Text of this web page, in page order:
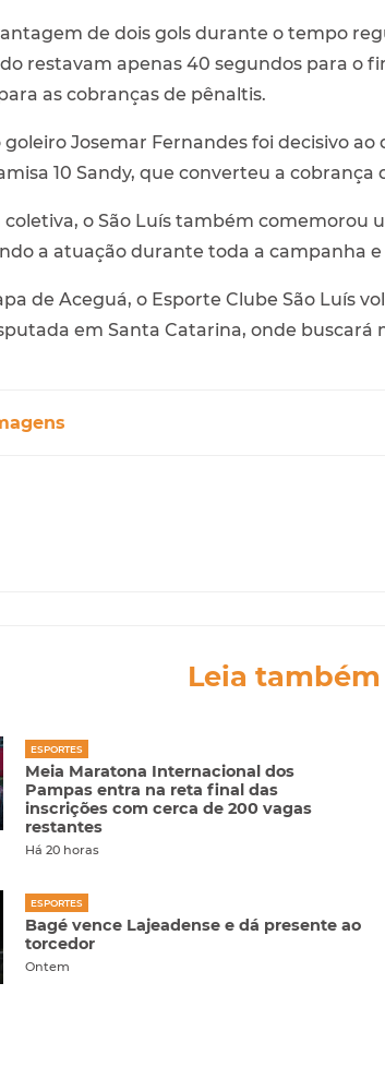
de dois gols durante o tempo
restavam apenas 40 segundos para o
as cobranças de pênaltis.
goleiro Josemar Fernandes foi decisivo
10 Sandy, que converteu a
o São Luís também
a atuação durante toda a campanha
de Aceguá, o Esporte Clube São Luís
em Santa Catarina, onde
Leia
ESPORTES
Meia Maratona Internacional dos
Pampas entra na reta final das
inscrições com cerca de 200 vagas
restantes
Há 20 horas
ESPORTES
Bagé vence Lajeadense e dá presente ao
torcedor
Ontem